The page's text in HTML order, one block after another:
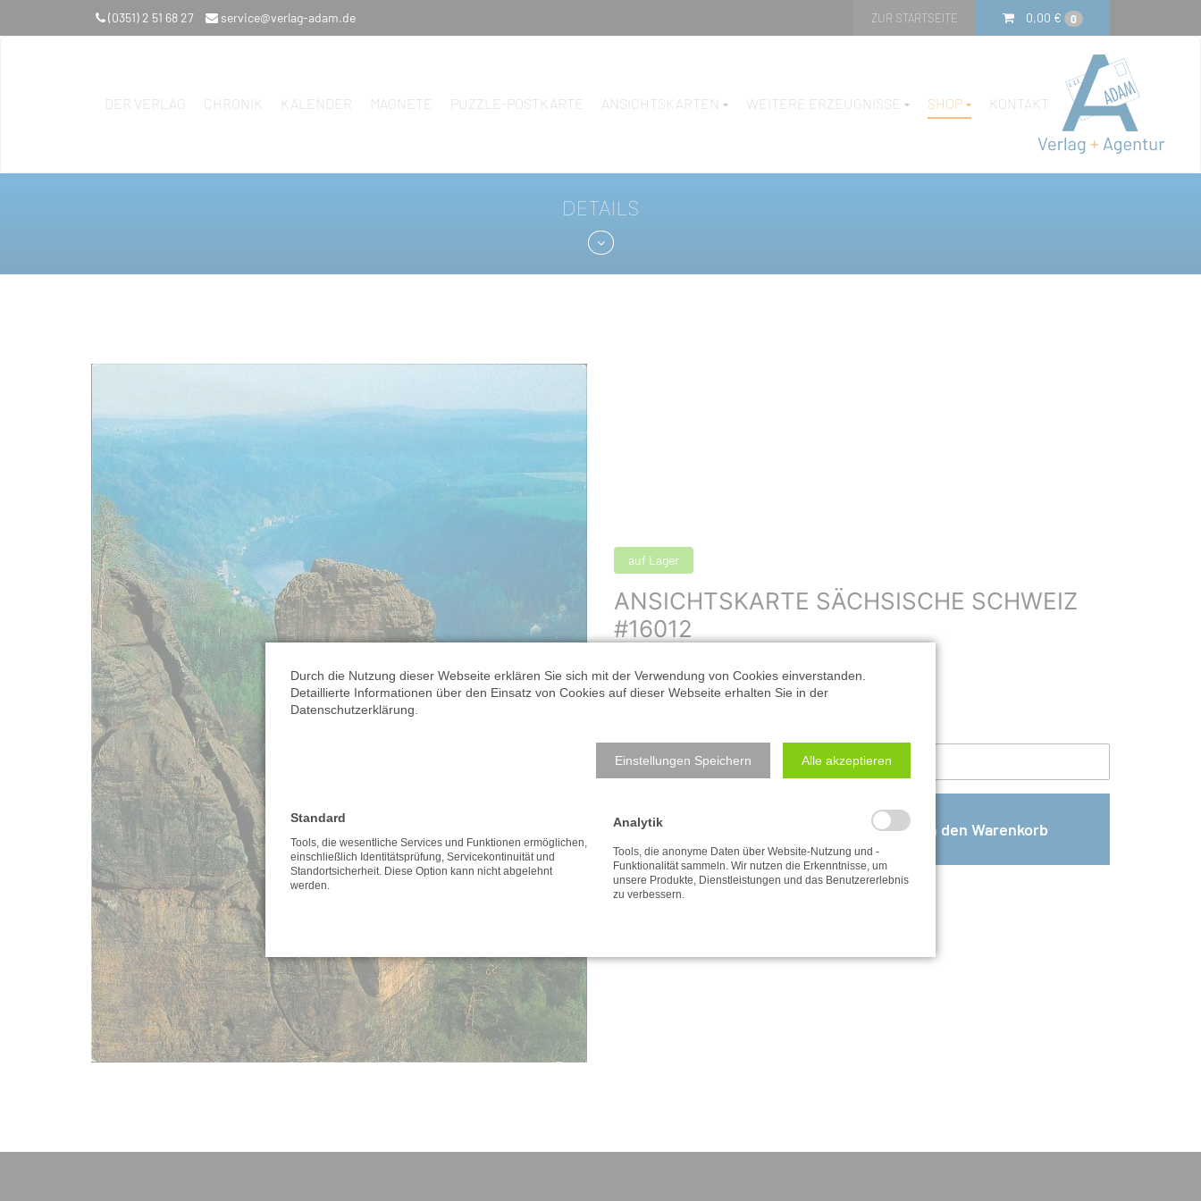
(0351) 2 51 68 27 service@verlag-adam.de 0,00 € 0
ZUR STARTSEITE
DER VERLAG CHRONIK KALENDER MAGNETE PUZZLE-POSTKARTE ANSICHTSKARTEN WEITERE ERZEUGNISSE SHOP KONTAKT
DETAILS
auf Lager
ANSICHTSKARTE SÄCHSISCHE SCHWEIZ
#16012
Teufelsturm
0,60
inkl. MwSt. zzgl. Versandkosten
Durch die Nutzung dieser Webseite erklären Sie sich mit der Verwendung von Cookies einverstanden.
Detaillierte Informationen über den Einsatz von Cookies auf dieser Webseite erhalten Sie in der
Datenschutzerklärung.
Einstellungen Speichern Alle akzeptieren
Standard
Tools, die wesentliche Services und Funktionen ermöglichen,
einschließlich Identitätsprüfung, Servicekontinuität und
Standortsicherheit. Diese Option kann nicht abgelehnt
werden.
Analytik
Tools, die anonyme Daten über Website-Nutzung und -
Funktionalität sammeln. Wir nutzen die Erkenntnisse, um
unsere Produkte, Dienstleistungen und das Benutzererlebnis
zu verbessern.